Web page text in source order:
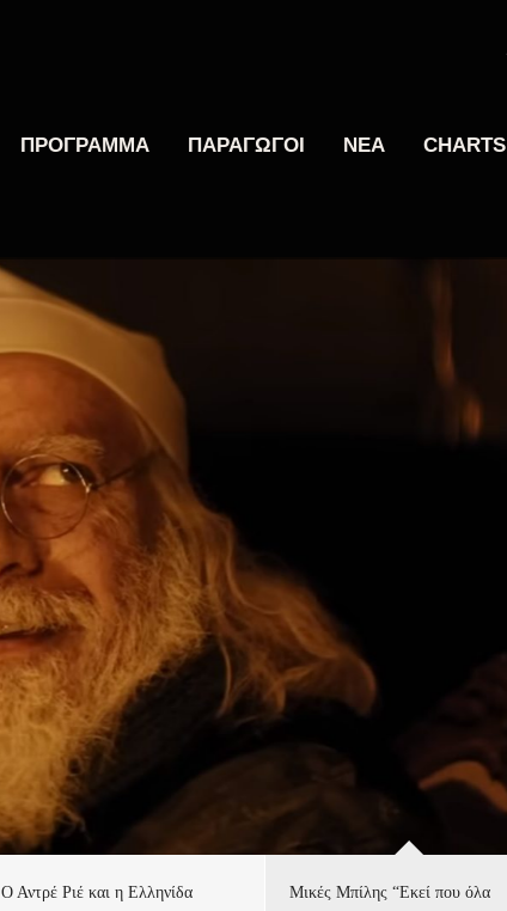
ΠΡΟΓΡΑΜΜΑ ΠΑΡΑΓΩΓΟΙ ΝΕΑ CHARTS
Ο Αντρέ Ριέ και η Ελληνίδα
Μικές Μπίλης “Εκεί που όλα